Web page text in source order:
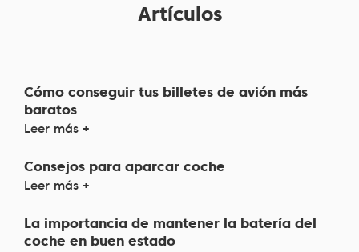
Artículos
Cómo conseguir tus billetes de avión más
baratos
Leer más +
Consejos para aparcar coche
Leer más +
La importancia de mantener la batería del
coche en buen estado